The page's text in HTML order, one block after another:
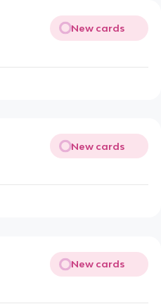
New cards
New cards
New cards